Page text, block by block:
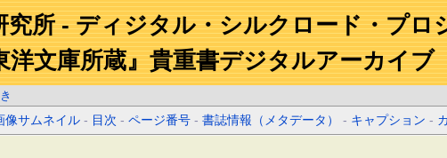
究所 - ディジタル・シルクロード・プロ
洋文庫所蔵』貴重書デジタルアーカイブ
像サムネイル - 目次 -ページ番号 -書誌情報（メタデータ） - キャプション -